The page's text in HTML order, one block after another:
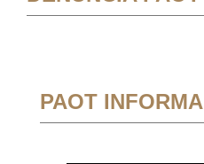
PAOT INFORMA